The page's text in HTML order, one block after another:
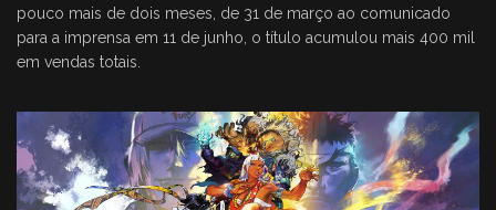
pouco mais de dois meses, de 31 de março ao comunicado
para a imprensa em 11 de junho, o título acumulou mais 400 mil
em vendas totais.